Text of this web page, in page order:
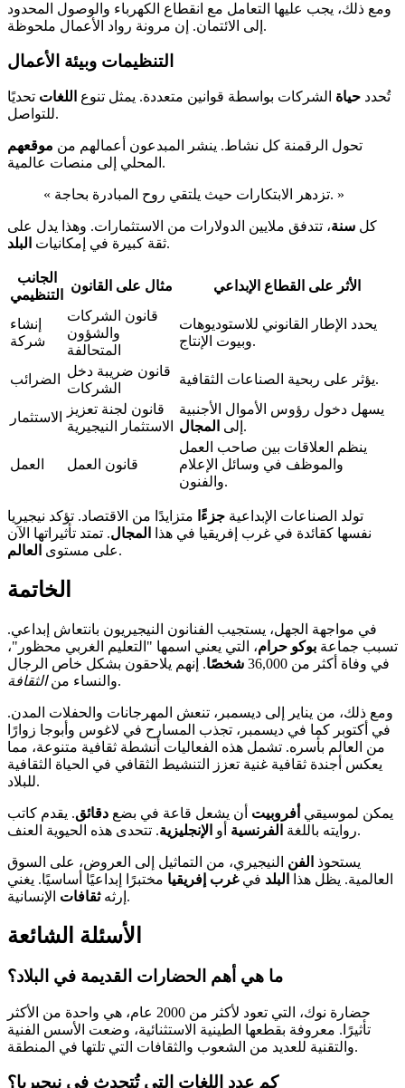
ومع ذلك، يجب عليها التعامل مع انقطاع الكهرباء والوصول المحدود
إلى الائتمان. إن مرونة رواد الأعمال ملحوظة.
التنظيمات وبيئة الأعمال
تُحدد حياة الشركات بواسطة قوانين متعددة. يمثل تنوع اللغات تحديًا
للتواصل.
تحول الرقمنة كل نشاط. ينشر المبدعون أعمالهم من موقعهم
المحلي إلى منصات عالمية.
« تزدهر الابتكارات حيث يلتقي روح المبادرة بحاجة. »
كل سنة، تتدفق ملايين الدولارات من الاستثمارات. وهذا يدل على
ثقة كبيرة في إمكانيات البلد .
الجانب
التنظيمي
مثال على القانون الأثر على القطاع الإبداعي
إنشاء
شركة
قانون الشركات
والشؤون
المتحالفة
يحدد الإطار القانوني للاستوديوهات
وبيوت الإنتاج.
الضرائب
قانون ضريبة دخل
الشركات
يؤثر على ربحية الصناعات الثقافية.
الاستثمار
قانون لجنة تعزيز
الاستثمار النيجيرية
يسهل دخول رؤوس الأموال الأجنبية
إلى المجال .
العمل قانون العمل
ينظم العلاقات بين صاحب العمل
والموظف في وسائل الإعلام
والفنون.
تولد الصناعات الإبداعية جزءًا متزايدًا من الاقتصاد. تؤكد نيجيريا
نفسها كقائدة في غرب إفريقيا في هذا
المجال. تمتد تأثيراتها الآن
على مستوى العالم .
الخاتمة
في مواجهة الجهل، يستجيب الفنانون النيجيريون بانتعاش إبداعي.
تسبب جماعة بوكو حرام، التي يعني اسمها "التعليم الغربي محظور"،
في وفاة أكثر من 36,000
شخصًا. إنهم يلاحقون بشكل خاص الرجال
والنساء منالثقافة .
ومع ذلك، من يناير إلى ديسمبر، تنعش المهرجانات والحفلات المدن.
في أكتوبر كما في ديسمبر، تجذب المسارح في لاغوس وأبوجا زوارًا
من العالم بأسره. تشمل هذه الفعاليات أنشطة ثقافية متنوعة، مما
يعكس أجندة ثقافية غنية تعزز التنشيط الثقافي في الحياة الثقافية
للبلاد.
يمكن لموسيقي أفروبيت أن يشعل قاعة في بضع دقائق. يقدم كاتب
روايته باللغة الفرنسية أو الإنجليزية . تتحدى هذه الحيوية العنف.
يستحوذ الفن النيجيري، من التماثيل إلى العروض، على السوق
العالمية. يظل هذا
البلد فيغرب إفريقيا مختبرًا إبداعيًا أساسيًا. يغني
إرثهثقافات الإنسانية.
الأسئلة الشائعة
ما هي أهم الحضارات القديمة في البلاد؟
حضارة نوك، التي تعود لأكثر من 2000 عام، هي واحدة من الأكثر
تأثيرًا. معروفة بقطعها الطينية الاستثنائية، وضعت الأسس الفنية
والتقنية للعديد من الشعوب والثقافات التي تلتها في المنطقة.
كم عدد اللغات التي تُتحدث في نيجيريا؟